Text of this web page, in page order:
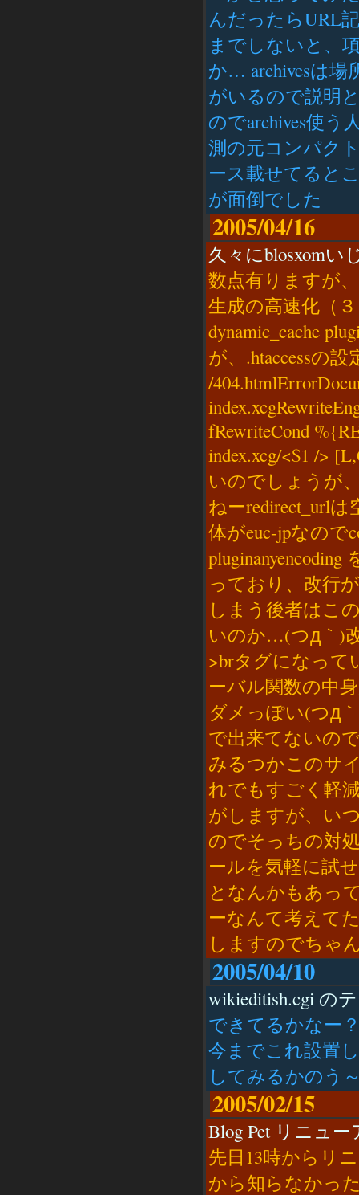
んだったらURL
までしないと、
か… archivesは場
がいるので説明
のでarchives使
測の元コンパク
ース載せてると
が面倒でした
2005/04/16
久々にblosxomい
数点有りますが
生成の高速化（
dynamic_cache
が、.htaccessの
/
fRewriteCond
index.xcg/<$1 />
いのでしょうが
ねーredirect_url
体がeuc-jpなので
っており、改行
しまう後者はこ
いのか…(つд｀)
>brタグになって
ーバル関数の中
ダメっぽい(つд｀)
で出来てないの
みるつかこのサ
れでもすごく軽
がしますが、い
のでそっちの対
ールを気軽に試
となんかもあっ
ーなんて考えて
しますのでちゃ
2005/04/10
wikieditish.cgi の
できてるかなー
今までこれ設置
してみるかのう
2005/02/15
Blog Pet リニュー
先日13時からリ
から知らなかっ